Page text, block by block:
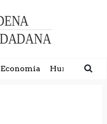
Economía Humanidad